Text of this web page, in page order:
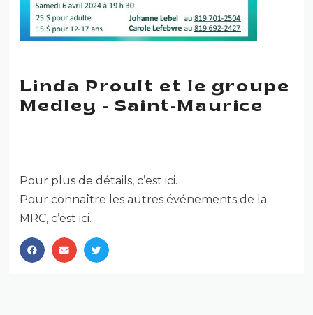
Linda Proult et le groupe
Medley - Saint-Maurice
Pour plus de détails, c’est ici.
Pour connaître les autres événements de la
MRC, c’est ici.